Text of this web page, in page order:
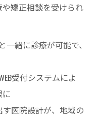
矯正相談を受けられ
一緒に診療が可能で、
受付システムによ
に
医院設計が、地域の